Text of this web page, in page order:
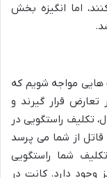
اما انگیزه بخش
هایی مواجه شویم که
تعارض قرار گیرند و
تکلیف راستگویی در
از شما می پرسد
شما راستگویی
وجود دارد. کانت در